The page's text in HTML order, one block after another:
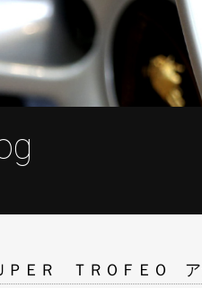
ＰＥＲ ＴＲＯＦＥＯ ア